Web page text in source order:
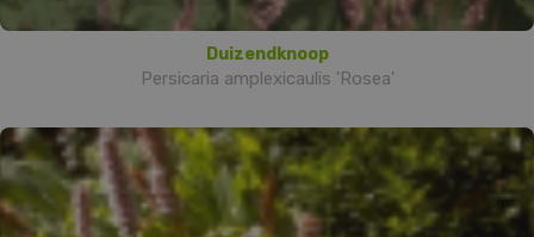
Duizendknoop
Persicaria amplexicaulis 'Rosea'